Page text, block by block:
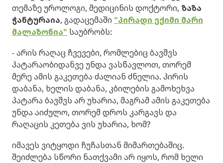
თემაზე უროლოგი, მედიცინის დოქტორი, ზაზა
ჭანტურაია, გადაცემაში "პირადი ექიმი მარი
მალაზონია" საუბრობს:
- არის რაღაც ჩვევები, რომლებიც ბავშვს
პატარაობიდანვე უნდა ვასწავლოთ, თორემ
მერე ამის გაკეთება ძალიან ძნელია. პირის
დაბანა, ხელის დაბანა, კბილების გამოხეხვა
პატარა ბავშვს არ უხარია, მაგრამ ამის გაკეთება
უნდა აიძულო, თორემ დროს კარგავს და
რაღაცის კეთება ვის უხარია, ხომ?
იმავეს ვიტყოდი ჩუჩასთან მიმართებაშიც.
შეიძლება სწორი ნათქვამი არ იყოს, რომ ხელი